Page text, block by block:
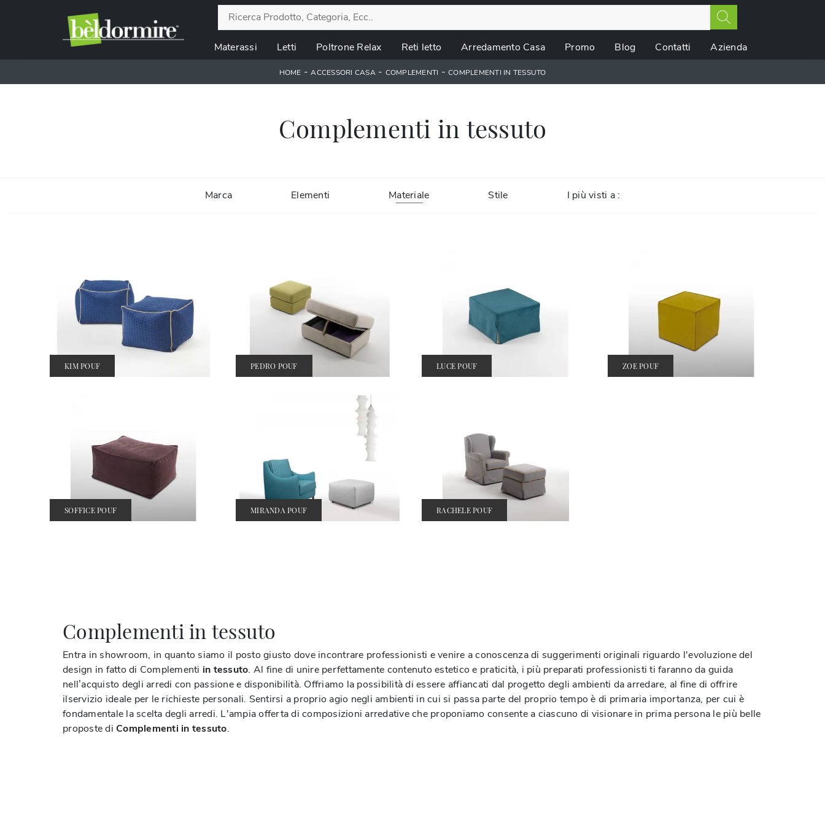
Materassi Letti Poltrone Relax Reti letto Arredamento Casa Promo Blog Contatti Azienda
HOME -ACCESSORI CASA- COMPLEMENTI - COMPLEMENTI IN TESSUTO
Complementi in tessuto
Marca Elementi Materiale Stile I più visti a :
KIM POUF PEDRO POUF LUCE POUF ZOE POUF
SOFFICE POUF MIRANDA POUF RACHELE POUF
Complementi in tessuto
Entra in showroom, in quanto siamo il posto giusto dove incontrare professionisti e venire a conoscenza di suggerimenti originali riguardo l'evoluzione del
design in fatto di Complementi in tessuto. Al fine di unire perfettamente contenuto estetico e praticità, i più preparati professionisti ti faranno da guida
nell’acquisto degli arredi con passione e disponibilità. Offriamo la possibilità di essere affiancati dal progetto degli ambienti da arredare, al fine di offrire
ilservizio ideale per le richieste personali. Sentirsi a proprio agio negli ambienti in cui si passa parte del proprio tempo è di primaria importanza, per cui è
fondamentale la scelta degli arredi. L'ampia offerta di composizioni arredative che proponiamo consente a ciascuno di visionare in prima persona le più belle
proposte di Complementi in tessuto.